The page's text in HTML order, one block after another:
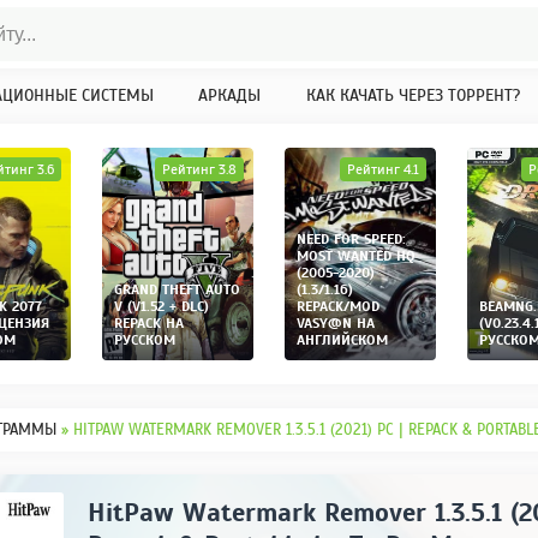
СИСТЕМЫ АРКАДЫ КАК КАЧАТЬ ЧЕРЕЗ ТОРРЕНТ?
2077
3.6
GRAND THEFT AUTO
V (V1.52 + DLC)
REPACK НА
РУССКОМ
Рейтинг 3.8
NEED FOR SPEED:
MOST WANTED HQ
(2005-2020)
(1.3/1.16)
REPACK/MOD
VASY@N НА
АНГЛИЙСКОМ
Рейтинг 4.1
» HITPAW WATERMARK REMOVER 1.3.5.1 (2021) PC | REPACK &
HitPaw Watermark Remover 1.3.5.1